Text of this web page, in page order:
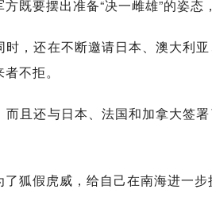
既要摆出准备“决一雌雄”的姿态
时，还在不断邀请日本、澳大利
不拒。
且还与日本、法国和加拿大签
狐假虎威，给自己在南海进一步